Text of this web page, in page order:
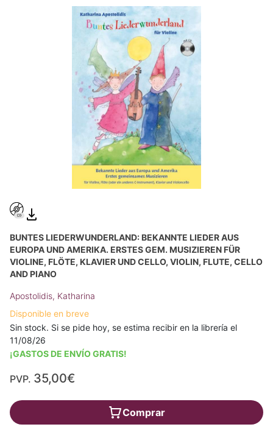
BUNTES LIEDERWUNDERLAND: BEKANNTE LIEDER AUS
EUROPA UND AMERIKA. ERSTES GEM. MUSIZIEREN FÜR
VIOLINE, FLÖTE, KLAVIER UND CELLO, VIOLIN, FLUTE, CELLO
AND PIANO
Apostolidis, Katharina
Disponible en breve
Sin stock. Si se pide hoy, se estima recibir en la librería el
11/08/26
¡GASTOS DE ENVÍO GRATIS!
PVP. 35,00€
Comprar